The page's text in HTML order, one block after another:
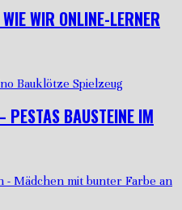
WIR ONLINE-LERNER
PESTAS BAUSTEINE IM